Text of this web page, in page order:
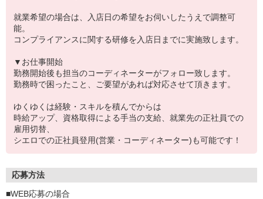
就業希望の場合は、入店日の希望をお伺いしたうえで調整可
能。
コンプライアンスに関する研修を入店日までに実施致します。
▼お仕事開始
勤務開始後も担当のコーディネーターがフォロー致します。
勤務時で困ったこと、ご要望があれば対応させて頂きます。
ゆくゆくは経験・スキルを積んでからは
時給アップ、資格取得による手当の支給、就業先の正社員での
雇用切替、
シエロでの正社員登用(営業・コーディネーター)も可能です！
応募方法
■WEB応募の場合